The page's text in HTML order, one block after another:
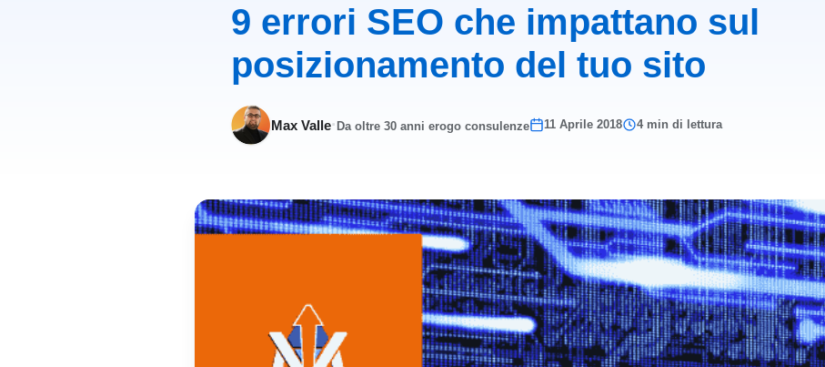
9 errori SEO che impattano sul
posizionamento del tuo sito
Max Valle· Da oltre 30 anni erogo consulenze 11 Aprile 2018 4 min di lettura